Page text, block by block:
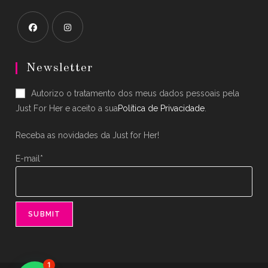
in
new
tab
in
new
tab
Newsletter
Autorizo o tratamento dos meus dados pessoais pela
Just For Her e aceito a suaPolítica de Privacidade
Receba as novidades da Just for Her!
E-mail*
1